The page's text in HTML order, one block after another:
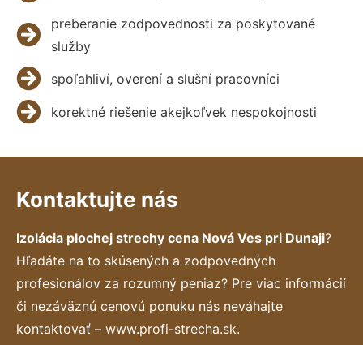
preberanie zodpovednosti za poskytované
služby
spoľahliví, overení a slušní pracovníci
korektné riešenie akejkoľvek nespokojnosti
Kontaktujte nás
Izolácia plochej strechy cena Nová Ves pri Dunaji?
Hľadáte na to skúsených a zodpovedných
profesionálov za rozumný peniaz? Pre viac informácií
či nezáväznú cenovú ponuku nás neváhajte
kontaktovať – www.profi-strecha.sk.